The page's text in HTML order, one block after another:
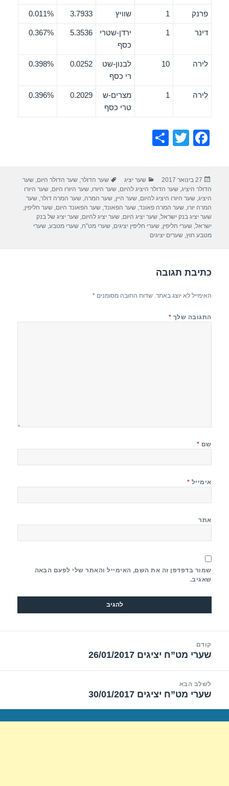
פרנק 1 שוויץ 3.7933
0.011%
דינר 1
ירדן-שטרי
כסף
5.3536
0.367%
לירה 10
לבנון-שט
רי כסף
0.0252
0.398%
לירה 1
מצרים-ש
טרי כסף
0.2029
0.396%
F
e
b
o
o
T
er
e
פורסם
בתאריך
27 בינואר 2017 קטגוריות
שער יציג תגיות
שער הדולר,שער הדולר היום,שער
הדולר היציג,שער הדולר היציג להיום,שער היורו,שער היורו היום,שער היורו
היציג,שער היורו היציג להיום,שער היין,שער המרה,שער המרה דולר,שער
המרה יורו,שער המרה פאונד,שער הפאונד,שער הפאונד היום,שער חליפין,
שער יציג בנק ישראל,שער יציג היום,שער יציג להיום,שער יציג של בנק
ישראל,שערי חליפין,שערי חליפין יציגים,שערי מט"ח,שערי מטבע,שערי
מטבע חוץ,שערים יציגים
כתיבת תגובה
האימייל לא יוצג באתר. שדות החובה מסומנים*
התגובה שלך *
שם *
אימייל *
אתר
שמור בדפדפן זה את השם, האימייל והאתר שלי לפעם הבאה
שאגיב.
קודם
הפוסט
שערי מט”ח יציגים 26/01/2017
לשלב הבא
הפוסט
שערי מט”ח יציגים 30/01/2017